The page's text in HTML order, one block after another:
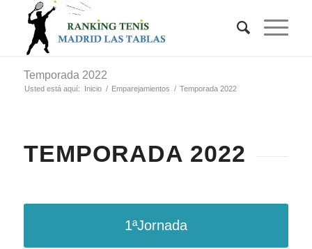
Temporada 2022
Usted está aquí: Inicio / Emparejamientos / Temporada 2022
TEMPORADA 2022
1ªJornada